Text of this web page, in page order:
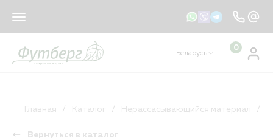
sales@footberg.by
Беларусь
0
Главная Каталог Нерассасывающийся материал
Вернуться в каталог